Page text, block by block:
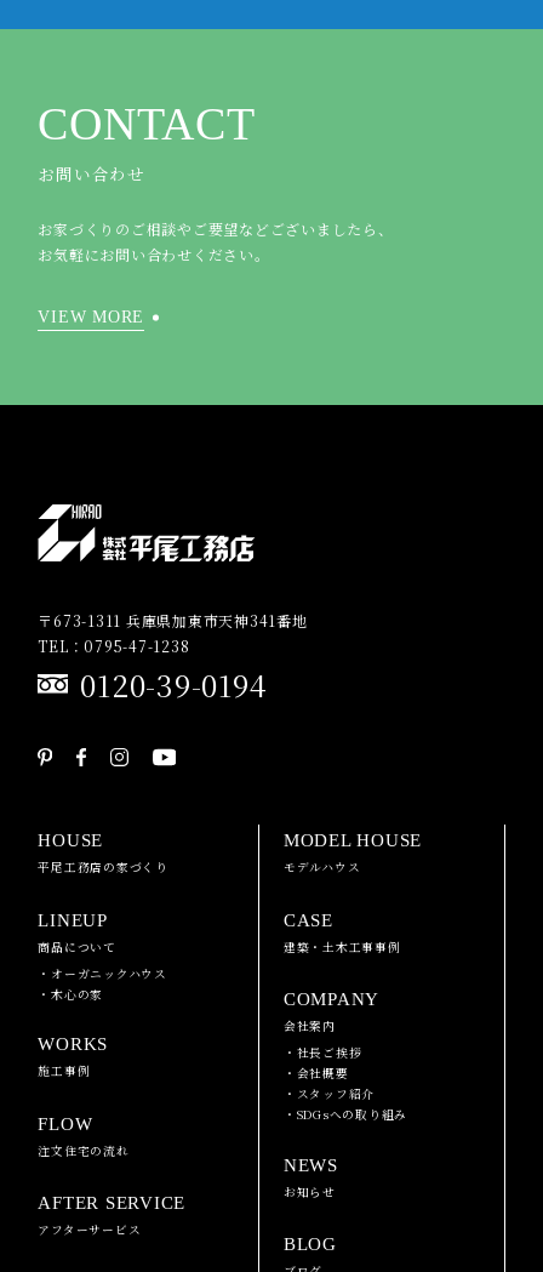
CONTACT
お問い合わせ
お家づくりのご相談やご要望などございましたら、
お気軽にお問い合わせください。
VIEW MORE
〒673-1311 兵庫県加東市天神341番地
TEL：0795-47-1238
0120-39-0194
HOUSE
平尾工務店の家づくり
LINEUP
商品について
・オーガニックハウス
・木心の家
WORKS
施工事例
FLOW
注文住宅の流れ
AFTER SERVICE
アフターサービス
MODEL HOUSE
モデルハウス
CASE
建築・土木工事事例
COMPANY
会社案内
・社長ご挨拶
・会社概要
・スタッフ紹介
・SDGsへの取り組み
NEWS
お知らせ
BLOG